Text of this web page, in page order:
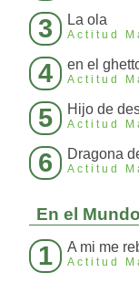
3 La ola
Actitud
4 en el
Actitud
5 Hijo de
Actitud
6 Dragona
Actitud
En el Mundo
1 A mi me
Actitud